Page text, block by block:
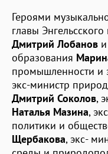
Героями
главы
Дмитрий Лобанов и
образования
промышленности и
экс-министр
Дмитрий Соколов,
Наталья Мазина,
политики и
Щербакова, экс-